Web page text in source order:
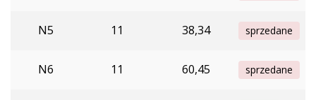
N5 11 38,34 sprzedane
N6 11 60,45 sprzedane